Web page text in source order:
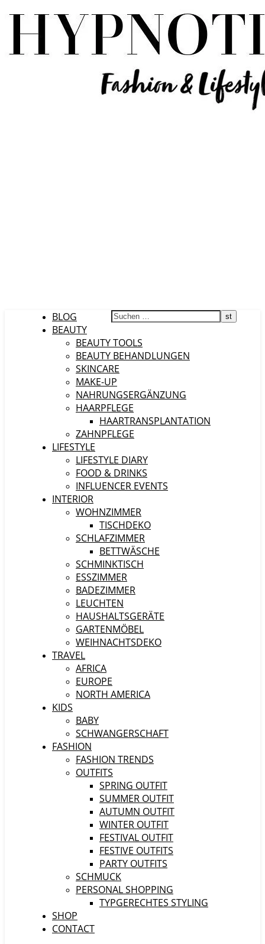
BLOG
BEAUTY
BEAUTY TOOLS
BEAUTY BEHANDLUNGEN
SKINCARE
MAKE-UP
NAHRUNGSERGÄNZUNG
HAARPFLEGE
HAARTRANSPLANTATION
ZAHNPFLEGE
LIFESTYLE
LIFESTYLE DIARY
FOOD & DRINKS
INFLUENCER EVENTS
INTERIOR
WOHNZIMMER
TISCHDEKO
SCHLAFZIMMER
BETTWÄSCHE
SCHMINKTISCH
ESSZIMMER
BADEZIMMER
LEUCHTEN
HAUSHALTSGERÄTE
GARTENMÖBEL
WEIHNACHTSDEKO
TRAVEL
AFRICA
EUROPE
NORTH AMERICA
KIDS
BABY
SCHWANGERSCHAFT
FASHION
FASHION TRENDS
OUTFITS
SPRING OUTFIT
SUMMER OUTFIT
AUTUMN OUTFIT
WINTER OUTFIT
FESTIVAL OUTFIT
FESTIVE OUTFITS
PARTY OUTFITS
SCHMUCK
PERSONAL SHOPPING
TYPGERECHTES STYLING
SHOP
CONTACT